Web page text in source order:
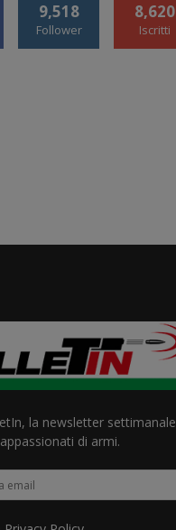
9,518
Follower
8,620
Iscritti
la newsletter settimanale
di armi.